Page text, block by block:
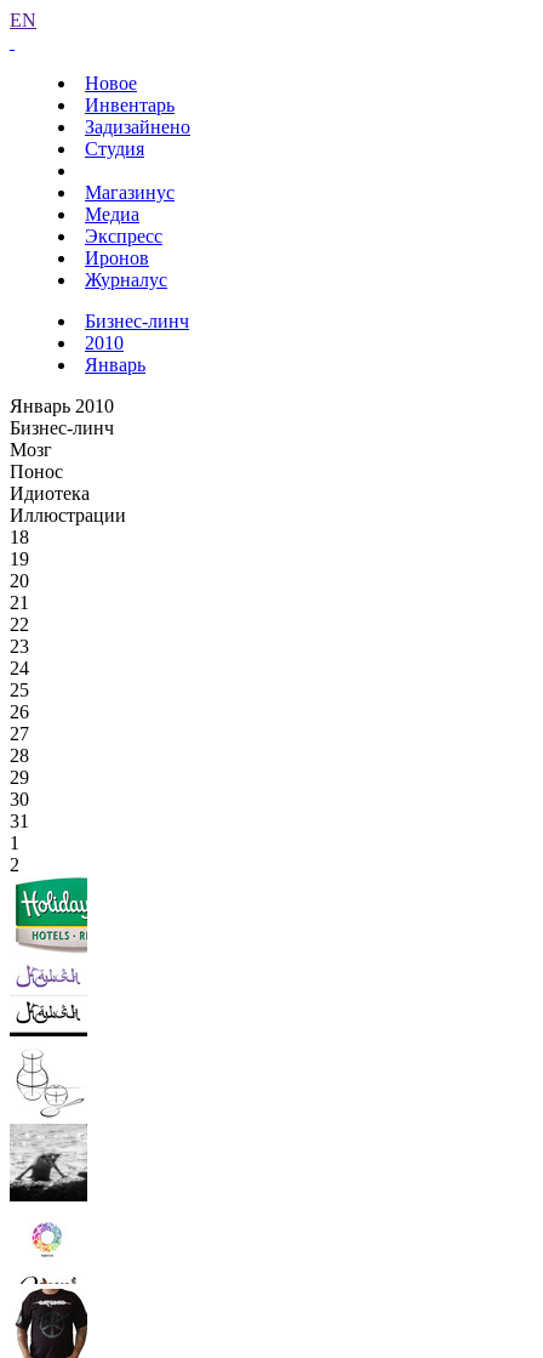
EN
Новое
Инвентарь
Задизайнено
Студия
Магазинус
Медиа
Экспресс
Иронов
Журналус
Бизнес-линч
2010
Январь
Январь 2010
Бизнес-линч
Мозг
Понос
Идиотека
Иллюстрации
18
19
20
21
22
23
24
25
26
27
28
29
30
31
1
2